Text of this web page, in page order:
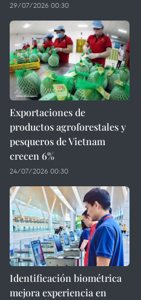
29/07/2026 00:30
Exportaciones de
productos agroforestales y
pesqueros de Vietnam
crecen 6%
24/07/2026 00:30
Identificación biométrica
mejora experiencia en